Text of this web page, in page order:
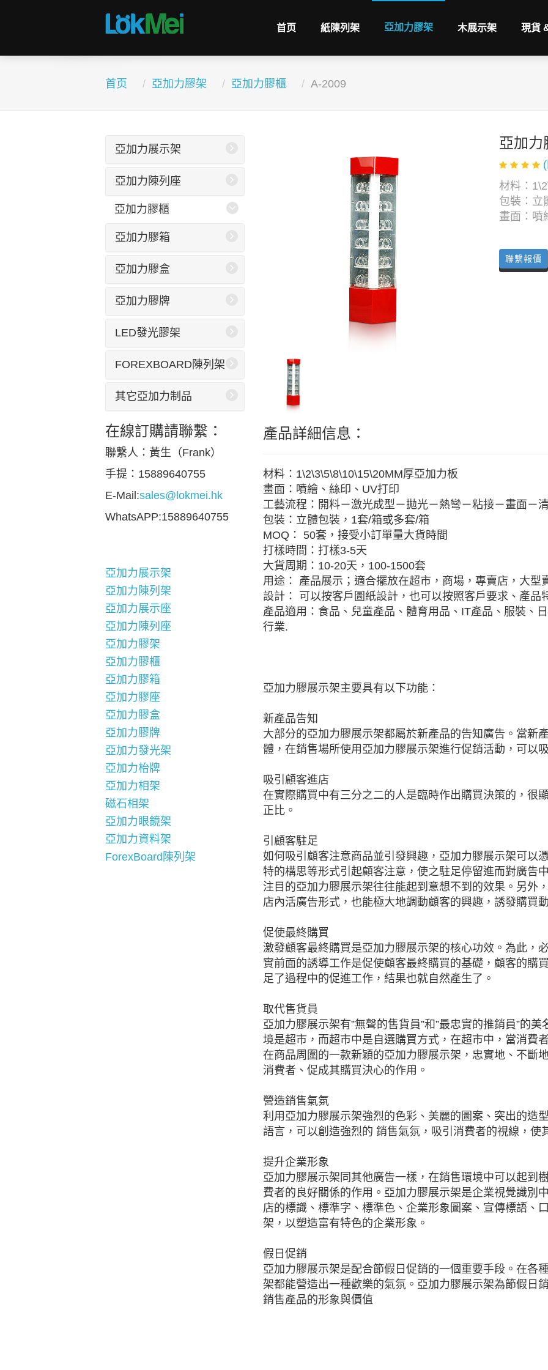
首页 紙陳列架 亞加力膠架 木展示架 現貨
首页 亞加力膠架 亞加力膠櫃 A-2009
亞加力展示架
亞加力陳列座
亞加力膠櫃
亞加力膠箱
亞加力膠盒
亞加力膠牌
LED發光膠架
FOREXBOARD陳列架
其它亞加力制品
在線訂購請聯繫：
聯繫人：黃生（Frank）
手提：15889640755
E-Mail:sales@lokmei.hk
WhatsAPP:15889640755
亞加力展示架
亞加力陳列架
亞加力展示座
亞加力陳列座
亞加力膠架
亞加力膠櫃
亞加力膠箱
亞加力膠座
亞加力膠盒
亞加力膠牌
亞加力發光架
亞加力枱牌
亞加力相架
磁石相架
亞加力眼鏡架
亞加力資料架
ForexBoard陳列架
亞加力
材料：
包裝：立
畫面：噴
聯繫報價
產品詳細信息：
材料：1\2\3\5\8\10\15\20MM厚亞加力板
畫面：噴繪、絲印、UV打印
工藝流程：開料－激光成型－拋光－熱彎－粘接－畫面－
包裝：立體包裝，1套/箱或多套/箱
MOQ： 50套，接受小訂單量大貨時間
打樣時間：打樣3-5天
大貨周期：10-20天，100-1500套
用途： 產品展示；適合擺放在超市，商場，專賣店，大型
設計： 可以按客戶圖紙設計，也可以按照客戶要求、產品
產品適用：食品、兒童產品、體育用品、IT產品、服裝、
行業.
亞加力膠展示架主要具有以下功能：
新產品告知
大部分的亞加力膠展示架都屬於新產品的告知廣告。當新
體，在銷售場所使用亞加力膠展示架進行促銷活動，可以
吸引顧客進店
在實際購買中有三分之二的人是臨時作出購買決策的，很
正比。
引顧客駐足
如何吸引顧客注意商品並引發興趣，亞加力膠展示架可以
特的構思等形式引起顧客注意，使之駐足停留進而對廣告
注目的亞加力膠展示架往往能起到意想不到的效果。另外
店內活廣告形式，也能極大地調動顧客的興趣，誘發購買
促使最終購買
激發顧客最終購買是亞加力膠展示架的核心功效。為此，
實前面的誘導工作是促使顧客最終購買的基礎，顧客的購
足了過程中的促進工作，結果也就自然產生了。
取代售貨員
亞加力膠展示架有”無聲的售貨員”和”最忠實的推銷員”的
境是超市，而超市中是自選購買方式，在超市中，當消費
在商品周圍的一款新穎的亞加力膠展示架，忠實地、不斷
消費者、促成其購買決心的作用。
營造銷售氣氛
利用亞加力膠展示架強烈的色彩、美麗的圖案、突出的造
語言，可以創造強烈的 銷售氣氛，吸引消費者的視線，使
提升企業形象
亞加力膠展示架同其他廣告一樣，在銷售環境中可以起到
費者的良好關係的作用。亞加力膠展示架是企業視覺識別
店的標識、標準字、標準色、企業形象圖案、宣傳標語、
架，以塑造富有特色的企業形象。
假日促銷
亞加力膠展示架是配合節假日促銷的一個重要手段。在各
架都能營造出一種歡樂的氣氛。亞加力膠展示架為節假日
銷售產品的形象與價值